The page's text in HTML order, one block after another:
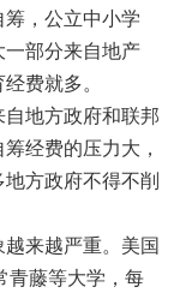
，公立中小学
部分来自地产
费就多。
地方政府和联邦
经费的压力大，
方政府不得不削
来越严重。美国
青藤等大学，每